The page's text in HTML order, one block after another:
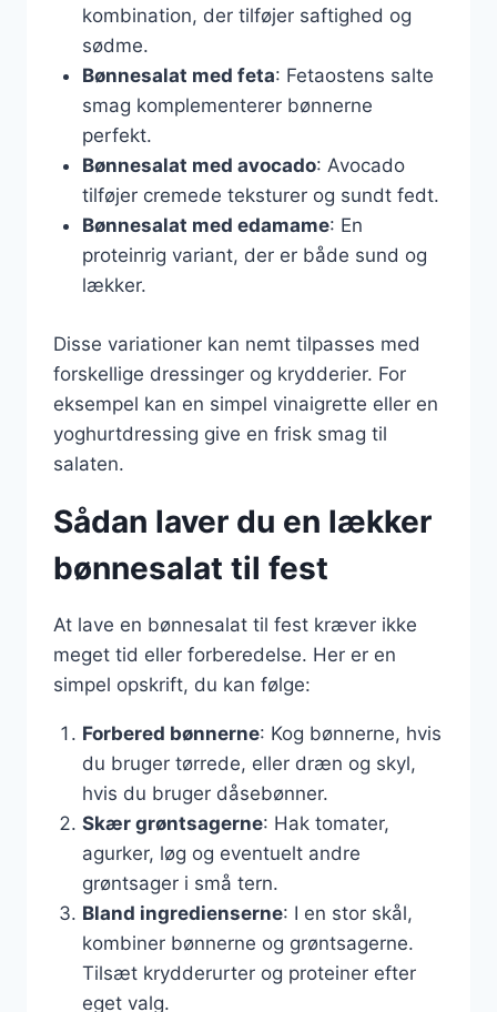
kombination, der tilføjer saftighed og
sødme.
Bønnesalat med feta: Fetaostens salte
smag komplementerer bønnerne
perfekt.
Bønnesalat med avocado: Avocado
tilføjer cremede teksturer og sundt fedt.
Bønnesalat med edamame: En
proteinrig variant, der er både sund og
lækker.
Disse variationer kan nemt tilpasses med
forskellige dressinger og krydderier. For
eksempel kan en simpel vinaigrette eller en
yoghurtdressing give en frisk smag til
salaten.
Sådan laver du en lækker
bønnesalat til fest
At lave en bønnesalat til fest kræver ikke
meget tid eller forberedelse. Her er en
simpel opskrift, du kan følge:
Forbered bønnerne: Kog bønnerne, hvis
du bruger tørrede, eller dræn og skyl,
hvis du bruger dåsebønner.
Skær grøntsagerne: Hak tomater,
agurker, løg og eventuelt andre
grøntsager i små tern.
Bland ingredienserne: I en stor skål,
kombiner bønnerne og grøntsagerne.
Tilsæt krydderurter og proteiner efter
eget valg.